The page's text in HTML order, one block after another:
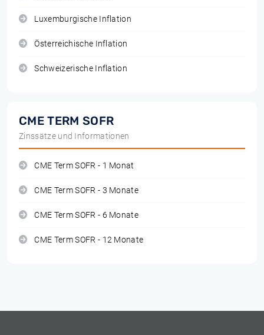
Luxemburgische Inflation
Österreichische Inflation
Schweizerische Inflation
CME TERM SOFR
Zinssätze und Informationen
CME Term SOFR - 1 Monat
CME Term SOFR - 3 Monate
CME Term SOFR - 6 Monate
CME Term SOFR - 12 Monate